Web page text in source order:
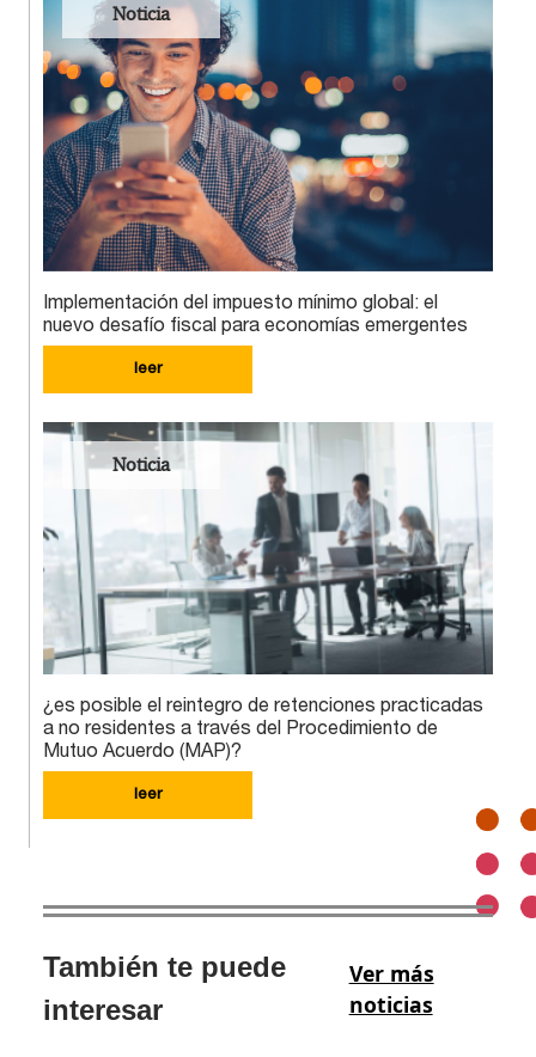
Noticia
Implementación del impuesto mínimo global: el
nuevo desafío fiscal para economías emergentes
leer
Noticia
¿es posible el reintegro de retenciones practicadas
a no residentes a través del Procedimiento de
Mutuo Acuerdo (MAP)?
leer
También te puede
interesar
Ver más
noticias